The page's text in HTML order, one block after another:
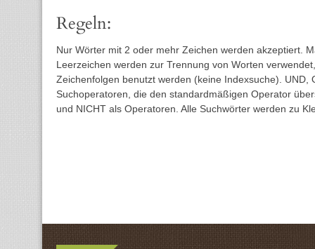
Regeln:
Nur Wörter mit 2 oder mehr Zeichen werden akzeptiert.
Leerzeichen werden zur Trennung von Worten
Zeichenfolgen benutzt werden (keine Indexsuche). UND,
Suchoperatoren, die den standardmäßigen Operator
und NICHT als Operatoren. Alle Suchwörter werden zu